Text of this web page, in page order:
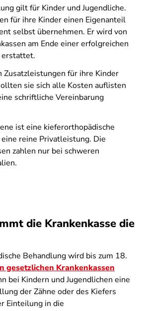
gilt für Kinder und Jugendliche.
für ihre Kinder einen Eigenanteil
selbst übernehmen. Er wird von
am Ende einer erfolgreichen
erstattet.
Zusatzleistungen für ihre Kinder
sie sich alle Kosten auflisten
schriftliche Vereinbarung
ist eine kieferorthopädische
reine Privatleistung. Die
zahlen nur bei schweren
die Krankenkasse die
Behandlung wird bis zum 18.
gesetzlichen Krankenkassen
bei Kindern und Jugendlichen eine
der Zähne oder des Kiefers
Einteilung in die